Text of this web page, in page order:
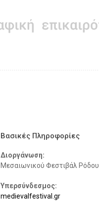
Βασικές Πληροφορίες
Διοργάνωση:
Μεσαιωνικού Φεστιβάλ Ρόδου
Υπερσύνδεσμος:
medievalfestival.gr